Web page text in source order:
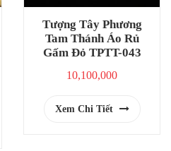
Tượng Tây Phương
Tam Thánh Áo Rủ
Gấm Đỏ TPTT-043
10,100,000
Xem Chi Tiết